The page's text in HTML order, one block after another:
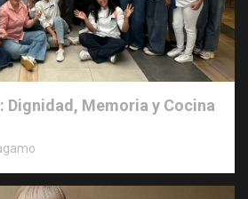
Dignidad, Memoria y Cocina